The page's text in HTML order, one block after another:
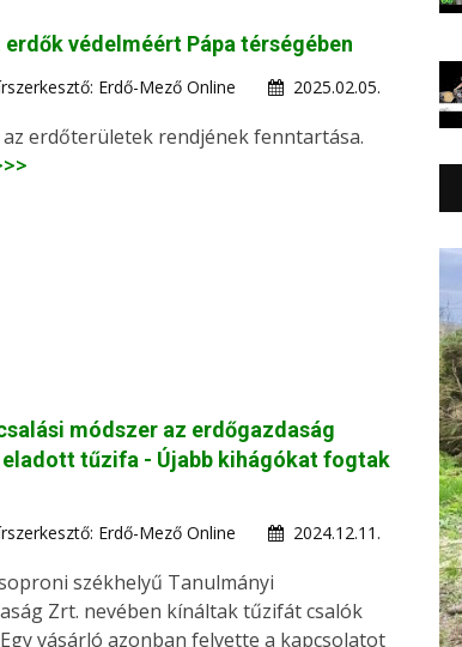
védelméért Pápa térségében
Erdő-Mező Online 2025.02.05.
az erdőterületek rendjének fenntartása.
módszer az erdőgazdaság
eladott tűzifa - Újabb kihágókat fogtak
Erdő-Mező Online 2024.12.11.
székhelyű Tanulmányi
Zrt. nevében kínáltak tűzifát csalók
vásárló azonban felvette a kapcsolatot